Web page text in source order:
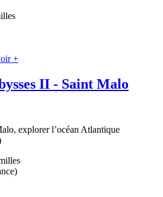
+
II - Saint Malo
explorer l’océan Atlantique